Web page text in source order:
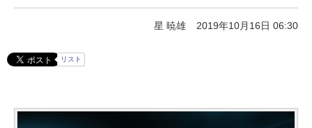
星 暁雄 2019年10月16日 06:30
リスト